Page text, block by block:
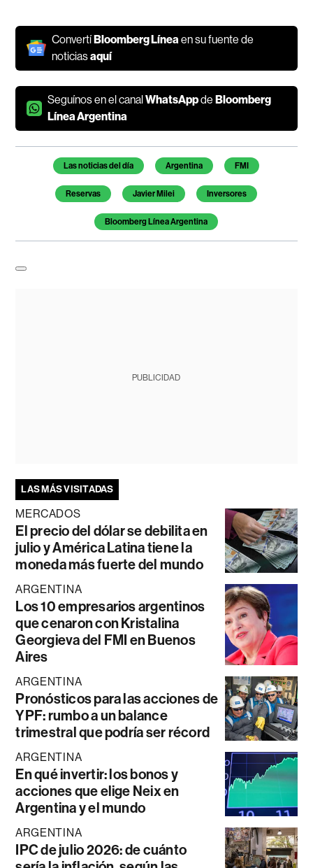
ConvertíBloomberg Línea en su fuente de
noticiasaquí
Seguínos en el canalWhatsAppdeBloomberg
Línea Argentina
Temas de este artículo
Las noticias del día Argentina FMI
Reservas Javier Milei Inversores
Bloomberg Línea Argentina
PUBLICIDAD
LAS MÁS VISITADAS
MERCADOS
El precio del dólar se debilita en
julio y América Latina tiene la
moneda más fuerte del mundo
ARGENTINA
Los 10 empresarios argentinos
que cenaron con Kristalina
Georgieva del FMI en Buenos
Aires
ARGENTINA
Pronósticos para las acciones de
YPF: rumbo a un balance
trimestral que podría ser récord
ARGENTINA
En qué invertir: los bonos y
acciones que elige Neix en
Argentina y el mundo
ARGENTINA
IPC de julio 2026: de cuánto